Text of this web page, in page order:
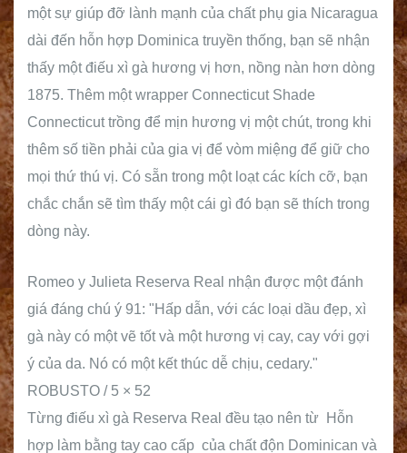
một sự giúp đỡ lành mạnh của chất phụ gia Nicaragua
dài đến hỗn hợp Dominica truyền thống, bạn sẽ nhận
thấy một điếu xì gà hương vị hơn, nồng nàn hơn dòng
1875. Thêm một wrapper Connecticut Shade
Connecticut trồng để mịn hương vị một chút, trong khi
thêm số tiền phải của gia vị để vòm miệng để giữ cho
mọi thứ thú vị. Có sẵn trong một loạt các kích cỡ, bạn
chắc chắn sẽ tìm thấy một cái gì đó bạn sẽ thích trong
dòng này.
Romeo y Julieta Reserva Real nhận được một đánh
giá đáng chú ý 91: "Hấp dẫn, với các loại dầu đẹp, xì
gà này có một vẽ tốt và một hương vị cay, cay với gợi
ý của da. Nó có một kết thúc dễ chịu, cedary."
ROBUSTO / 5 × 52
Từng điếu xì gà Reserva Real đều tạo nên từ Hỗn
hợp làm bằng tay cao cấp của chất độn Dominican và